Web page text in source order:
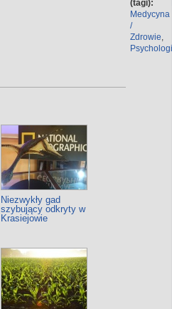
(tagi):
Medycyna
/
Zdrowie
Niezwykły gad
szybujący odkryty w
Krasiejowie